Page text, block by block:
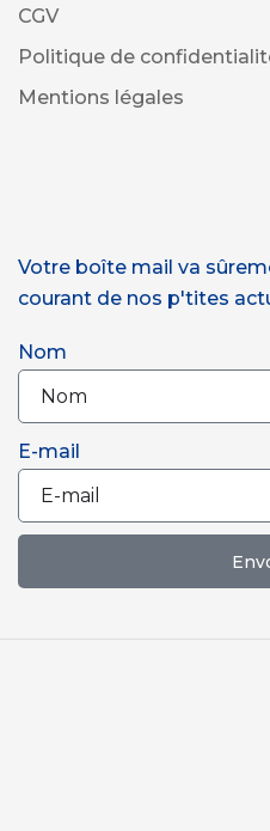
CGV
Politique de
Mentions légales
Votre boîte mail va
courant de nos p'tites
Nom
E-mail